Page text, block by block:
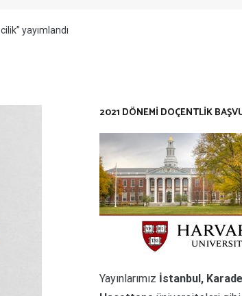
yayımlandı
​​​​​​​​​​​​​2021 DÖNEMI DOÇENTLIK
Yayınlarımız İstanbul,